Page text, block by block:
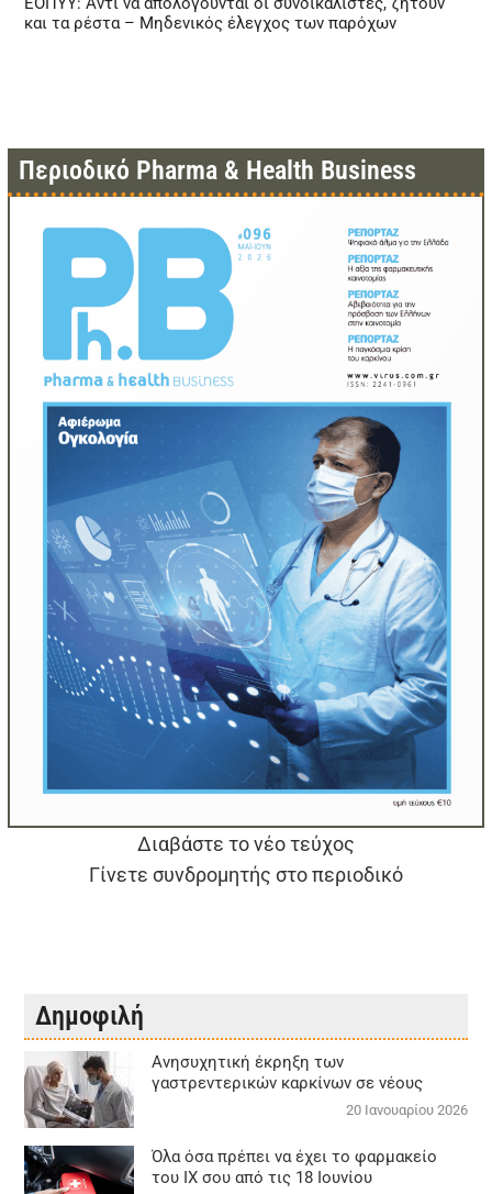
και τα ρέστα – Μηδενικός έλεγχος των παρόχων
Περιοδικό Pharma & Health Business
Διαβάστε το νέο τεύχος
Γίνετε συνδρομητής στο περιοδικό
Δημοφιλή
Aνησυχητική έκρηξη των
γαστρεντερικών καρκίνων σε νέους
20 Ιανουαρίου 2026
Όλα όσα πρέπει να έχει το φαρμακείο
του ΙΧ σου από τις 18 Ιουνίου